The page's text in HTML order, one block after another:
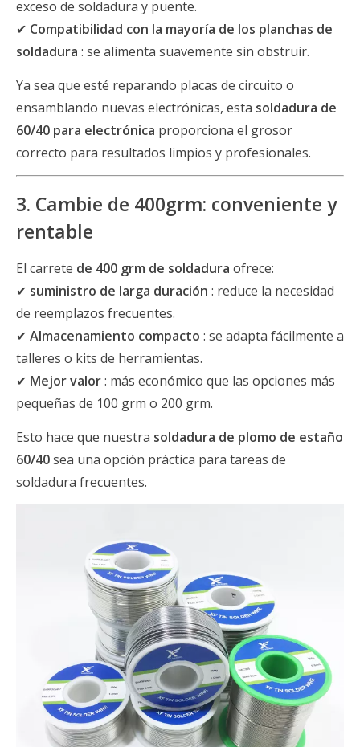
exceso de soldadura y puente.
✔ Compatibilidad con la mayoría de los planchas de
soldadura : se alimenta suavemente sin obstruir.
Ya sea que esté reparando placas de circuito o
ensamblando nuevas electrónicas, esta soldadura de
60/40 para electrónica proporciona el grosor
correcto para resultados limpios y profesionales.
3. Cambie de 400grm: conveniente y
rentable
El carrete de 400 grm de soldadura ofrece:
✔ suministro de larga duración : reduce la necesidad
de reemplazos frecuentes.
✔ Almacenamiento compacto : se adapta fácilmente a
talleres o kits de herramientas.
✔ Mejor valor: más económico que las opciones más
pequeñas de 100 grm o 200 grm.
Esto hace que nuestra soldadura de plomo de estaño
60/40sea una opción práctica para tareas de
soldadura frecuentes.